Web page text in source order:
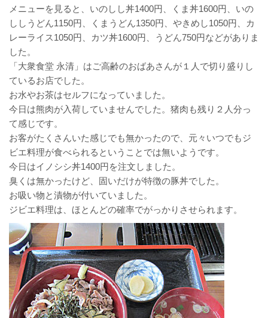
メニューを見ると、いのしし丼1400円、くま丼1600円、いの
ししうどん1150円、くまうどん1350円、やきめし1050円、カ
レーライス1050円、カツ丼1600円、うどん750円などがありま
した。
「大衆食堂 永清」はご高齢のおばあさんが１人で切り盛りし
ているお店でした。
お水やお茶はセルフになっていました。
今日は熊肉が入荷していませんでした。猪肉も残り２人分っ
て感じです。
お客がたくさんいた感じでも無かったので、元々いつでもジ
ビエ料理が食べられるということでは無いようです。
今日はイノシシ丼1400円を注文しました。
臭くは無かったけど、固いだけが特徴の豚丼でした。
お吸い物と漬物が付いていました。
ジビエ料理は、ほとんどの確率でがっかりさせられます。